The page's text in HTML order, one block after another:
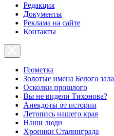
Редакция
Документы
Реклама на сайте
Контакты
Геометка
Золотые имена Белого зала
Осколки прошлого
Вы не видели Тихонова?
Анекдоты от истории
Летопись нашего края
Наши люди
Хроники Сталинграда